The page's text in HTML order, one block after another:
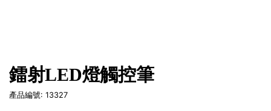
鐳射LED燈觸控筆
產品編號: 13327